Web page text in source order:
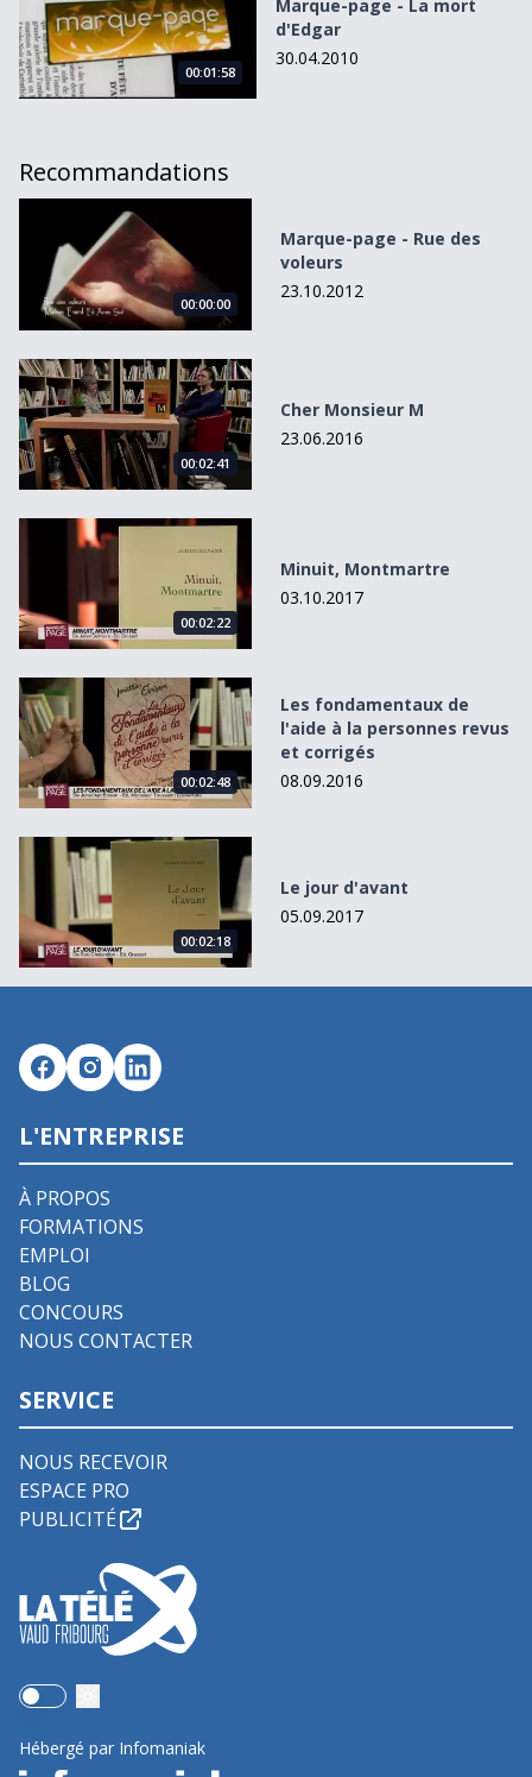
00:01:58
Marque-page - La mort
d'Edgar
30.04.2010
Recommandations
Marque-page - Rue des voleurs
00:00:00
Marque-page - Rue des
voleurs
23.10.2012
Cher Monsieur M
00:02:41
Cher Monsieur M
23.06.2016
Minuit, Montmartre
00:02:22
Minuit, Montmartre
03.10.2017
Les fondamentaux de l&#039;aide à la personnes revus
00:02:48
Les fondamentaux de
l'aide à la personnes revus
et corrigés
08.09.2016
Le jour d&#039;avant
00:02:18
Le jour d'avant
05.09.2017
L'ENTREPRISE
À PROPOS
FORMATIONS
EMPLOI
BLOG
CONCOURS
NOUS CONTACTER
SERVICE
NOUS RECEVOIR
ESPACE PRO
PUBLICITÉ
Use setting
Hébergé par Infomaniak